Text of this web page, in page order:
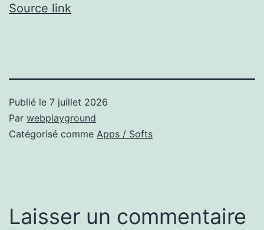
Source link
Publié le 7 juillet 2026
Par webplayground
Catégorisé comme Apps / Softs
Laisser un commentaire